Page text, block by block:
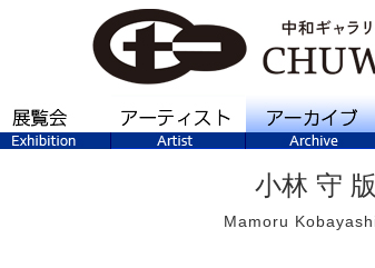
小林 守
Mamoru